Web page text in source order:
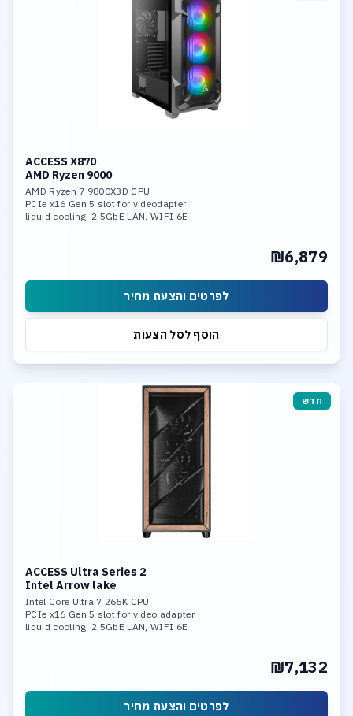
ACCESS X870
AMD Ryzen 9000
AMD Ryzen 7 9800X3D CPU
PCIe x16 Gen 5 slot for videodapter
liquid cooling. 2.5GbE LAN. WIFI 6E
₪6,879
לפרטים והצעת מחיר
הוסף לסל הצעות
חדש
ACCESS Ultra Series 2
Intel Arrow lake
Intel Core Ultra 7 265K CPU
PCIe x16 Gen 5 slot for video adapter
liquid cooling. 2.5GbE LAN, WIFI 6E
Integrated neural processing unit (NPU)
₪7,132
לפרטים והצעת מחיר